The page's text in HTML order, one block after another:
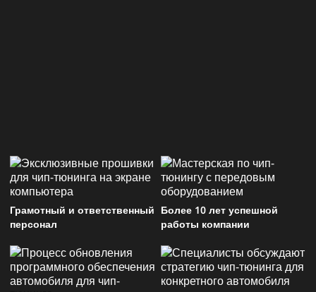
Грамотный и ответственный
персонал
Более 10 лет успешной
работы компании